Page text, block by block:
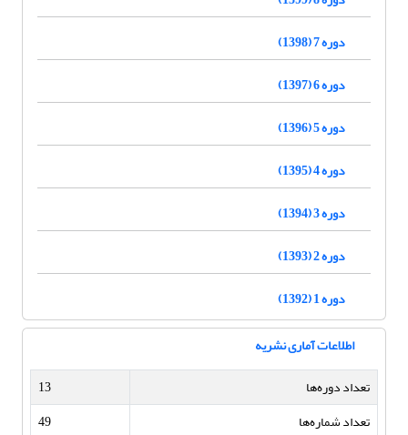
دوره 7 (1398)
دوره 6 (1397)
دوره 5 (1396)
دوره 4 (1395)
دوره 3 (1394)
دوره 2 (1393)
دوره 1 (1392)
اطلاعات آماری نشریه
تعداد دوره‌ها
13
تعداد شماره‌ها
49